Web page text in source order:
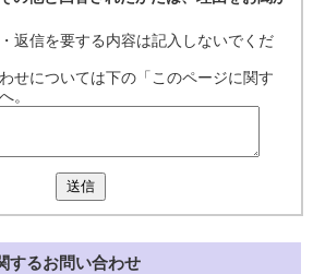
返信を要する内容は記入しないでくだ
せについては下の「このページに関す
。
送信
するお問い合わせ